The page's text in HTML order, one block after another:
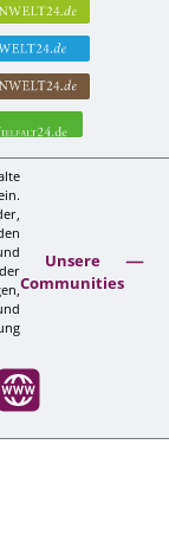
Unsere
Communities
Website